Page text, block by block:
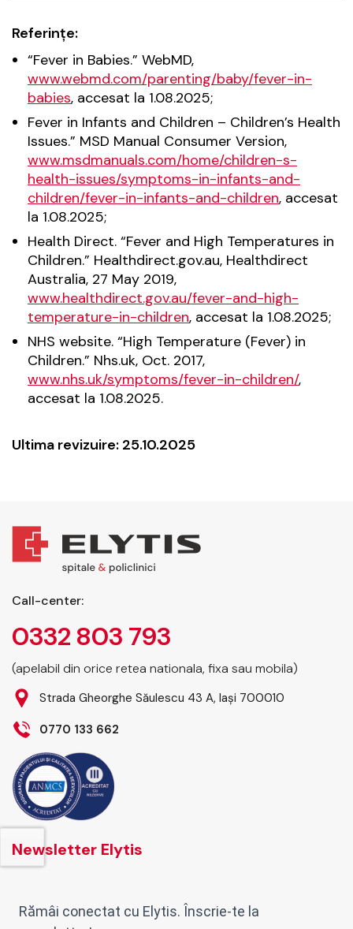
Referințe:
“Fever in Babies.” WebMD,
www.webmd.com/parenting/baby/fever-in-
babies, accesat la 1.08.2025;
Fever in Infants and Children – Children’s Health
Issues.” MSD Manual Consumer Version,
www.msdmanuals.com/home/children-s-
health-issues/symptoms-in-infants-and-
children/fever-in-infants-and-children, accesat
la 1.08.2025;
Health Direct. “Fever and High Temperatures in
Children.” Healthdirect.gov.au, Healthdirect
Australia, 27 May 2019,
www.healthdirect.gov.au/fever-and-high-
temperature-in-children, accesat la 1.08.2025;
NHS website. “High Temperature (Fever) in
Children.” Nhs.uk, Oct. 2017,
www.nhs.uk/symptoms/fever-in-children/,
accesat la 1.08.2025.
Ultima revizuire: 25.10.2025
Call-center:
0332 803 793
(apelabil din orice retea nationala, fixa sau mobila)
Strada Gheorghe Săulescu 43 A, Iași 700010
0770 133 662
Newsletter Elytis
Rămâi conectat cu Elytis. Înscrie-te la